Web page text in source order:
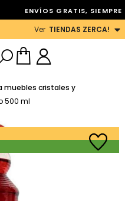
ENVÍOS GRATIS, SIEMPRE
Ver TIENDAS ZERCA!
muebles cristales y
500 ml